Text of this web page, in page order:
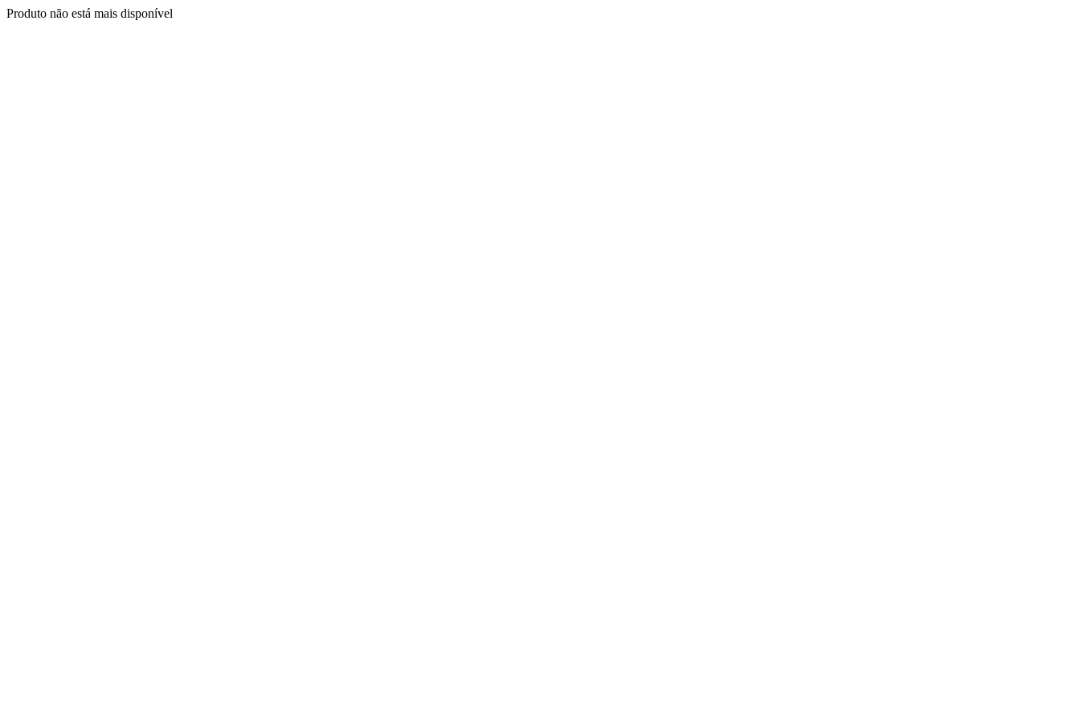
Produto não está mais disponível